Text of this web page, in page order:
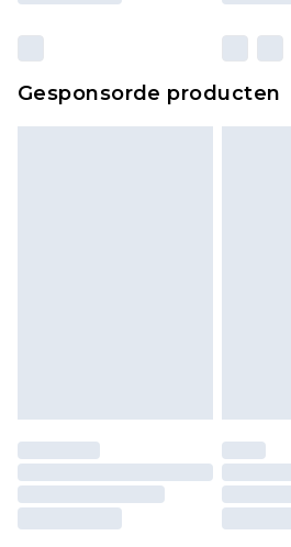
wettelijke rechten.
bekijken.
Gesponsorde producten